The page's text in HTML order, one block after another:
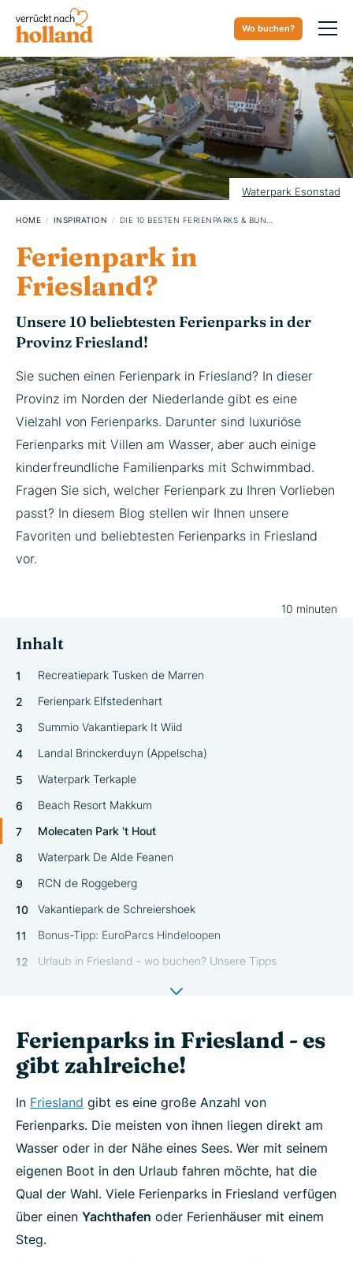
Wo buchen?
Waterpark Esonstad
HOME INSPIRATION
Ferienpark in
Friesland?
Unsere 10 beliebtesten Ferienparks in der
Provinz Friesland!
Sie suchen einen Ferienpark in Friesland? In dieser
Provinz im Norden der Niederlande gibt es eine
Vielzahl von Ferienparks. Darunter sind luxuriöse
Ferienparks mit Villen am Wasser, aber auch einige
kinderfreundliche Familienparks mit Schwimmbad.
Fragen Sie sich, welcher Ferienpark zu Ihren Vorlieben
passt? In diesem Blog stellen wir Ihnen unsere
Favoriten und beliebtesten Ferienparks in Friesland
vor.
10 minuten
07. MÄRZ 2024
Inhalt
Recreatiepark Tusken de Marren
Ferienpark Elfstedenhart
Summio Vakantiepark It Wiid
Landal Brinckerduyn (Appelscha)
Waterpark Terkaple
Beach Resort Makkum
Molecaten Park 't Hout
Waterpark De Alde Feanen
RCN de Roggeberg
Vakantiepark de Schreiershoek
Bonus-Tipp: EuroParcs Hindeloopen
Urlaub in Friesland - wo buchen? Unsere Tipps
Ferienparks in Friesland - es
gibt zahlreiche!
In Friesland gibt es eine große Anzahl von
Ferienparks. Die meisten von ihnen liegen direkt am
Wasser oder in der Nähe eines Sees. Wer mit seinem
eigenen Boot in den Urlaub fahren möchte, hat die
Qual der Wahl. Viele Ferienparks in Friesland verfügen
über einen Yachthafen oder Ferienhäuser mit einem
Steg.